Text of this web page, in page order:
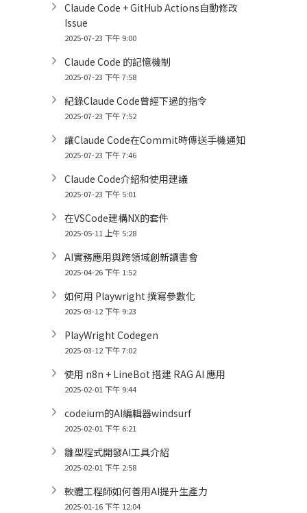
Claude Code + GitHub Actions自動修改
Issue
2025-07-23 下午 9:00
Claude Code 的記憶機制
2025-07-23 下午 7:58
紀錄Claude Code曾經下過的指令
2025-07-23 下午 7:52
讓Claude Code在Commit時傳送手機通知
2025-07-23 下午 7:46
Claude Code介紹和使用建議
2025-07-23 下午 5:01
在VSCode建構NX的套件
2025-05-11 上午 5:28
AI實務應用與跨領域創新讀書會
2025-04-26 下午 1:52
如何用 Playwright 撰寫參數化
2025-03-12 下午 9:23
PlayWright Codegen
2025-03-12 下午 7:02
使用 n8n + LineBot 搭建 RAG AI 應用
2025-02-01 下午 9:44
codeium的AI編輯器windsurf
2025-02-01 下午 6:21
雛型程式開發AI工具介紹
2025-02-01 下午 2:58
軟體工程師如何善用AI提升生產力
2025-01-16 下午 12:04